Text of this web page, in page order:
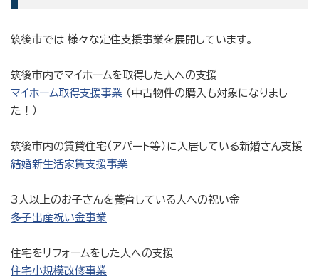
筑後市では 様々な定住支援事業を展開しています。
筑後市内でマイホームを取得した人への支援
マイホーム取得支援事業 （中古物件の購入も対象になりまし
た！）
筑後市内の賃貸住宅（アパート等）に入居している新婚さん支援
結婚新生活家賃支援事業
3人以上のお子さんを養育している人への祝い金
多子出産祝い金事業
住宅をリフォームをした人への支援
住宅小規模改修事業